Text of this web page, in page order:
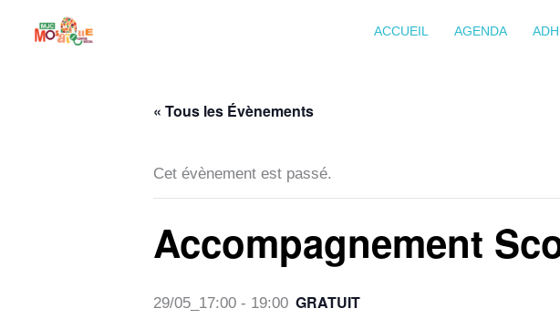
ACCUEIL AGENDA
« Tous les Évènements
Cet évènement est passé.
Accompagnement
29/05_17:00 - 19:00 GRATUIT